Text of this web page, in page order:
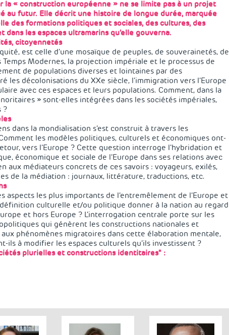
la « construction européenne » ne se limite pas à un projet
au futur. Elle décrit une histoire de longue durée, marquée
des formations politiques et sociales, des cultures, des
dans les espaces ultramarins qu’elle gouverna.
citoyennetés
est celle d’une mosaïque de peuples, de souverainetés, de
Modernes, la projection impériale et le processus de
de populations diverses et lointaines par des
les décolonisations du XXe siècle, l’immigration vers l’Europe
avec ces espaces et leurs populations. Comment, dans la
» sont-elles intégrées dans les sociétés impériales,
?
dans la mondialisation s’est construit à travers les
les modèles politiques, culturels et économiques ont-
vers l’Europe ? Cette question interroge l’hybridation et
économique et sociale de l’Europe dans ses relations avec
aux médiateurs concrets de ces savoirs : voyageurs, exilés,
de la médiation : journaux, littérature, traductions, etc.
aspects les plus importants de l’entremêlement de l’Europe et
culturelle et/ou politique donner à la nation au regard
et hors Europe ? L’interrogation centrale porte sur les
qui génèrent les constructions nationales et
phénomènes migratoires dans cette élaboration mentale,
ils à modifier les espaces culturels qu’ils investissent ?
plurielles et constructions identitaires" :